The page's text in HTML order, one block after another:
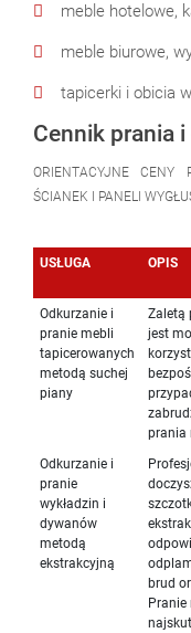
meble hotelowe,
meble biurowe,
tapicerki i obicia
Cennik prania
ORIENTACYJNE CENY
ŚCIANEK I PANELI
USŁUGA OPIS
Odkurzanie i
pranie mebli
tapicerowanych
metodą suchej
piany
Zaletą
jest
prania
Odkurzanie i
pranie
wykładzin i
dywanów
metodą
ekstrakcyjną
brud